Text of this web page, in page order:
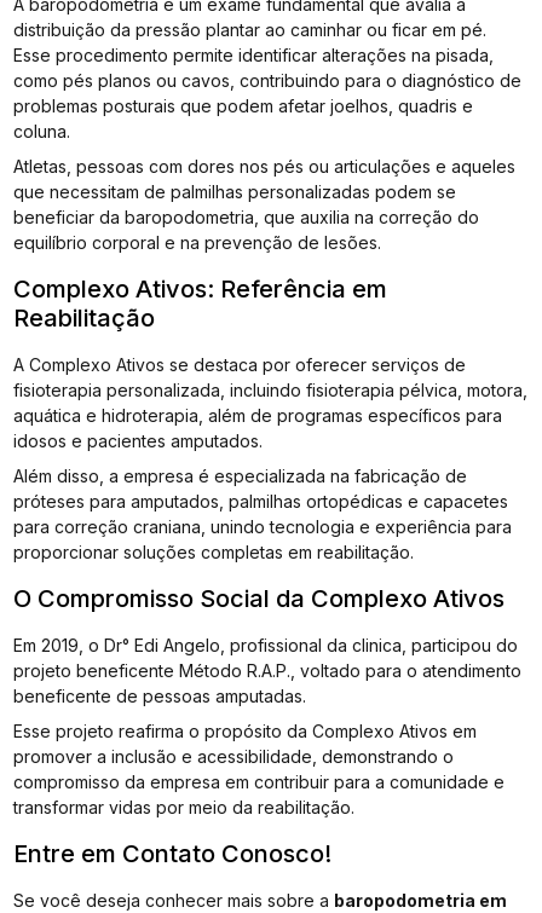
distribuição da pressão plantar ao caminhar ou ficar em pé.
Esse procedimento permite identificar alterações na pisada,
como pés planos ou cavos, contribuindo para o diagnóstico de
problemas posturais que podem afetar joelhos, quadris e
coluna.
Atletas, pessoas com dores nos pés ou articulações e aqueles
que necessitam de palmilhas personalizadas podem se
beneficiar da baropodometria, que auxilia na correção do
equilíbrio corporal e na prevenção de lesões.
Complexo Ativos: Referência em
Reabilitação
A Complexo Ativos se destaca por oferecer serviços de
fisioterapia personalizada, incluindo fisioterapia pélvica, motora,
aquática e hidroterapia, além de programas específicos para
idosos e pacientes amputados.
Além disso, a empresa é especializada na fabricação de
próteses para amputados, palmilhas ortopédicas e capacetes
para correção craniana, unindo tecnologia e experiência para
proporcionar soluções completas em reabilitação.
O Compromisso Social da Complexo Ativos
Em 2019, o Dr° Edi Angelo, profissional da clinica, participou do
projeto beneficente Método R.A.P., voltado para o atendimento
beneficente de pessoas amputadas.
Esse projeto reafirma o propósito da Complexo Ativos em
promover a inclusão e acessibilidade, demonstrando o
compromisso da empresa em contribuir para a comunidade e
transformar vidas por meio da reabilitação.
Entre em Contato Conosco!
Se você deseja conhecer mais sobre a baropodometria em